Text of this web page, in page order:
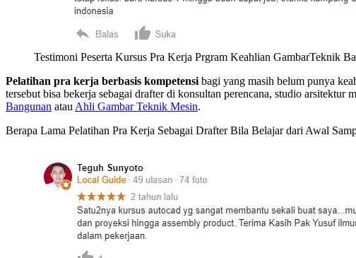
Testimoni Peserta Kursus Pra Kerja Prgram Keahlian GambarTeknik
Pelatihan pra kerja berbasis kompetensi bagi yang masih belum punya
tersebut bisa bekerja sebagai drafter di konsultan perencana, studio
Bangunan atau Ahli Gambar Teknik Mesin.
Berapa Lama Pelatihan Pra Kerja Sebagai Drafter Bila Belajar dari Awal